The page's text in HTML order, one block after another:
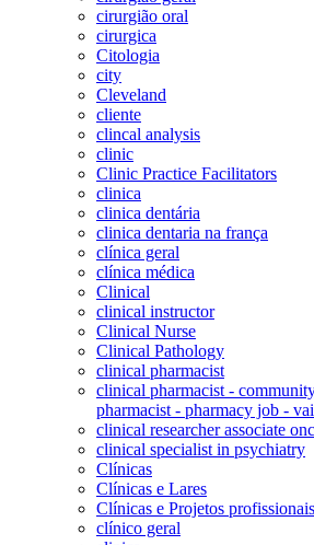
cirurgião oral
cirurgica
Citologia
city
Cleveland
cliente
clincal analysis
clinic
Clinic Practice Facilitators
clinica
clinica dentária
clinica dentaria na frança
clínica geral
clínica médica
Clinical
clinical instructor
Clinical Nurse
Clinical Pathology
clinical pharmacist
clinical pharmacist -
pharmacist - pharmacy job -
clinical researcher associate
clinical specialist in psychiatry
Clínicas
Clínicas e Lares
Clínicas e Projetos
clínico geral